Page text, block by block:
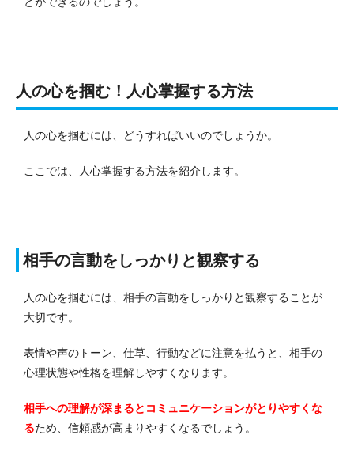
人の心を掴む！人心掌握する方法
人の心を掴むには、どうすればいいのでしょうか。
ここでは、人心掌握する方法を紹介します。
相手の言動をしっかりと観察する
人の心を掴むには、相手の言動をしっかりと観察することが
大切です。
表情や声のトーン、仕草、行動などに注意を払うと、相手の
心理状態や性格を理解しやすくなります。
相手への理解が深まるとコミュニケーションがとりやすくな
るため、信頼感が高まりやすくなるでしょう。